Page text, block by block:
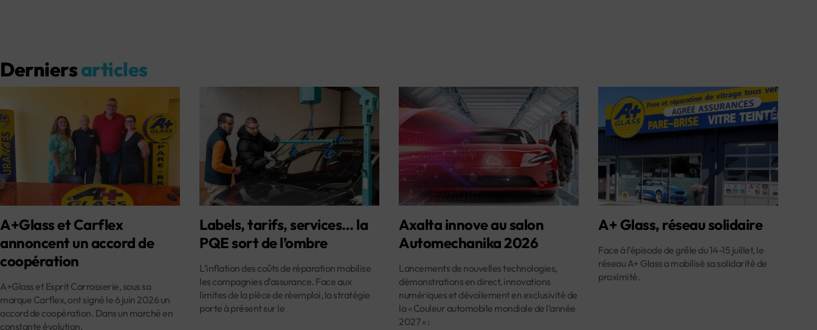
Derniersarticles
A+Glass et Carflex
annoncent un accord de
coopération
A+Glass et Esprit Carrosserie, sous sa
marque Carflex, ont signé le 6 juin 2026 un
accord de coopération. Dans un marché en
constante évolution,
Labels, tarifs, services… la
PQE sort de l’ombre
L’inflation des coûts de réparation mobilise
les compagnies d’assurance. Face aux
limites de la pièce de réemploi, la stratégie
porte à présent sur le
Axalta innove au salon
Automechanika 2026
Lancements de nouvelles technologies,
démonstrations en direct, innovations
numériques et dévoilement en exclusivité de
la « Couleur automobile mondiale de l’année
2027 » :
A+ Glass, réseau solidaire
Face à l’épisode de grêle du 14-15 juillet, le
réseau A+ Glass a mobilisé sa solidarité de
proximité.